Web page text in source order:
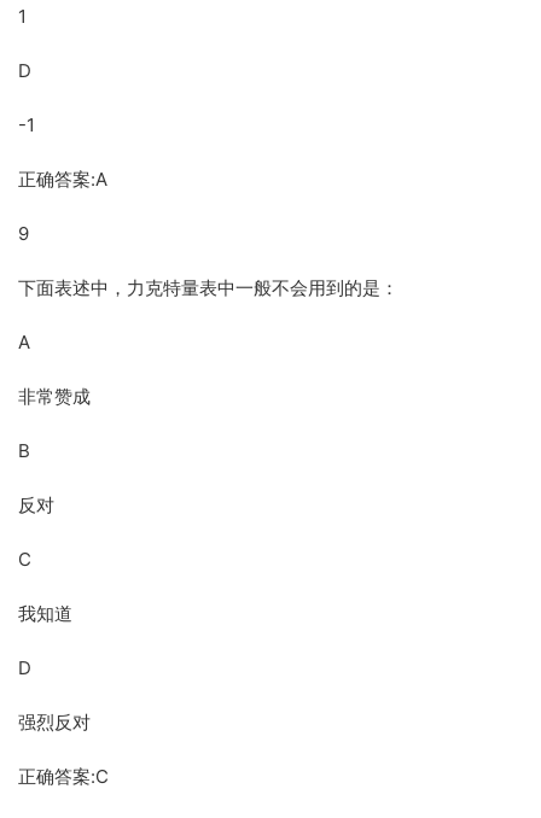
1
D
-1
正确答案:A
9
下面表述中，力克特量表中一般不会用到的是：
A
非常赞成
B
反对
C
我知道
D
强烈反对
正确答案:C